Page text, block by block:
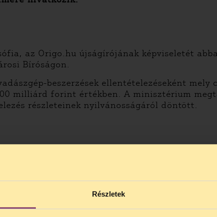
Részletek
az Origo.hu újságírójának képviseletét
Bíróságon.
beszerzések ellentételezéseként
milliárd forint értékben. A minisztérium
részleteinek nyilvánosságáról döntött.